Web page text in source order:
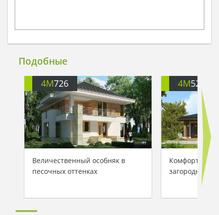
Подобные
4M726
Величественный особняк в
песочных оттенках
4M521
загородного